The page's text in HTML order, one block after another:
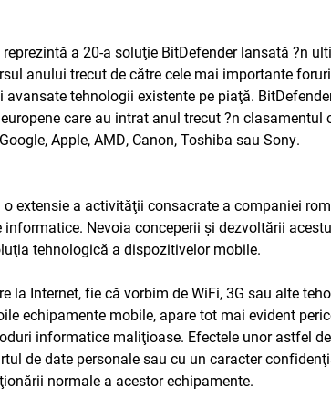
a 20-a soluţie BitDefender lansată ?n
anului trecut de către cele mai importante
tehnologii existente pe piaţă.
care au intrat anul trecut ?n clasamentul
Apple, AMD, Canon, Toshiba sau Sony.
extensie a activităţii consacrate a companiei
informatice. Nevoia conceperii şi dezvoltării
tehnologică a dispozitivelor mobile.
la Internet, fie că vorbim de WiFi, 3G sau alte
echipamente mobile, apare tot mai evident
informatice maliţioase. Efectele unor astfel
de date personale sau cu un caracter
normale a acestor echipamente.